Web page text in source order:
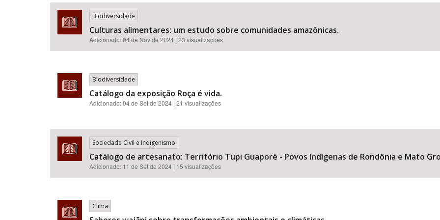
Biodiversidade
Culturas alimentares: um estudo sobre comunidades amazônicas.
Adicionado:04 de Nov de 2024 | 23 visualizações
Biodiversidade
Catálogo da exposição Roça é vida.
Adicionado:04 de Set de 2024 | 21 visualizações
Sociedade Civil e Indigenismo
Catálogo de artesanato: Território Tupi Guaporé - Povos Indígenas de Rondônia e Mato
Adicionado: 11 de Set de 2024 | 15 visualizações
Clima